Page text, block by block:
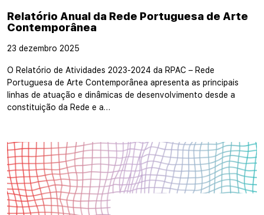
Relatório Anual da Rede Portuguesa de Arte
Contemporânea
23 dezembro 2025
O Relatório de Atividades 2023-2024 da RPAC – Rede
Portuguesa de Arte Contemporânea apresenta as principais
linhas de atuação e dinâmicas de desenvolvimento desde a
constituição da Rede e a…